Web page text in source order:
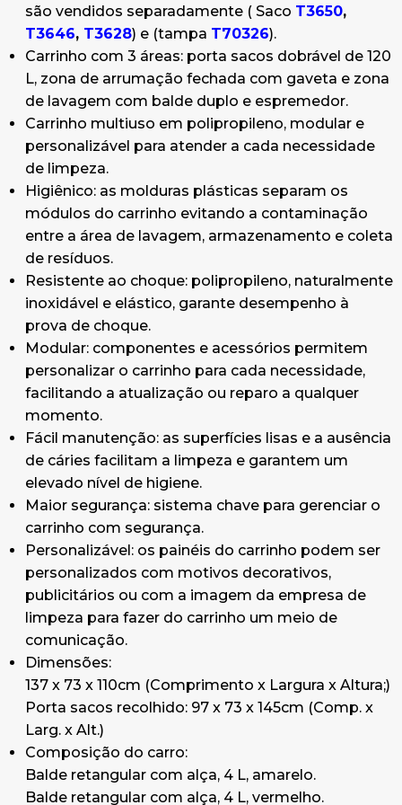
Personalizável: os painéis do carrinho podem
ser personalizados com motivos decorativos,
publicitários ou com a imagem da empresa de
limpeza para fazer do carrinho um meio de
comunicação.
Dimensões:
137 x 73 x 110cm (Comprimento x Largura x
Altura;)
Porta sacos recolhido: 97 x 73 x 145cm (Comp. x
Larg. x Alt.)
Composição do carro:
Balde retangular com alça, 4 L, amarelo.
Balde retangular com alça, 4 L, vermelho.
Balde retangular com alça, 4 L, azul.
Balde retangular com alça, 4 L, verde.
Carrinho Nick com alça de plástico, espremedor
Tec, baldes azuis/vermelhos, rodas ø 80 mm e
pára-choques.
Base Big Magic, 91x52 cm, com rodas ø 100 mm.
Cesto central com, 48,5x31,5x11 cm.
Gaveta 22 L sem fechadura, verde.
Placa porta saco, 48x32x7 cm.
Porta-saco dobrável de 120 L incluído aperta-
sacos, 2 ganchos simples e 2 porta-alças com
suporte.
Carro é enviado desmontado na caixa original.
Se desejar recebê-lo montado consulte-nos.
Peso 32.1Kg; Volume caixa 0.39 M3.
são vendidos separadamente ( Saco T3650,
T3646, T3628) e (tampa T70326).
Carrinho com 3 áreas: porta sacos dobrável de 120
L, zona de arrumação fechada com gaveta e zona
de lavagem com balde duplo e espremedor.
Carrinho multiuso em polipropileno, modular e
personalizável para atender a cada necessidade
de limpeza.
Higiênico: as molduras plásticas separam os
módulos do carrinho evitando a contaminação
entre a área de lavagem, armazenamento e coleta
de resíduos.
Resistente ao choque: polipropileno, naturalmente
inoxidável e elástico, garante desempenho à
prova de choque.
Modular: componentes e acessórios permitem
personalizar o carrinho para cada necessidade,
facilitando a atualização ou reparo a qualquer
momento.
Fácil manutenção: as superfícies lisas e a ausência
de cáries facilitam a limpeza e garantem um
elevado nível de higiene.
Maior segurança: sistema chave para gerenciar o
carrinho com segurança.
Personalizável: os painéis do carrinho podem ser
personalizados com motivos decorativos,
publicitários ou com a imagem da empresa de
limpeza para fazer do carrinho um meio de
comunicação.
Dimensões:
137 x 73 x 110cm (Comprimento x Largura x Altura;)
Porta sacos recolhido: 97 x 73 x 145cm (Comp. x
Larg. x Alt.)
Composição do carro:
Balde retangular com alça, 4 L, amarelo.
Balde retangular com alça, 4 L, vermelho.